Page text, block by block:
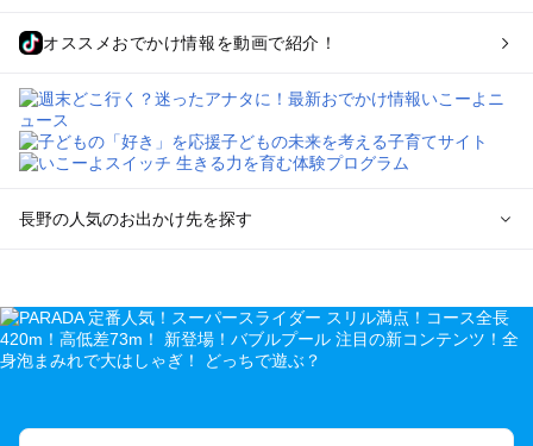
オススメおでかけ情報を動画で紹介！
長野の人気のお出かけ先を探す
を探す
軽井沢・万座・嬬恋・北軽井沢のプールお出かけ
松本・上高地・諏訪・乗鞍・美ヶ原のプールお出かけ
伊那・駒ヶ根・飯田・昼神（伊那路）のプールお出かけ